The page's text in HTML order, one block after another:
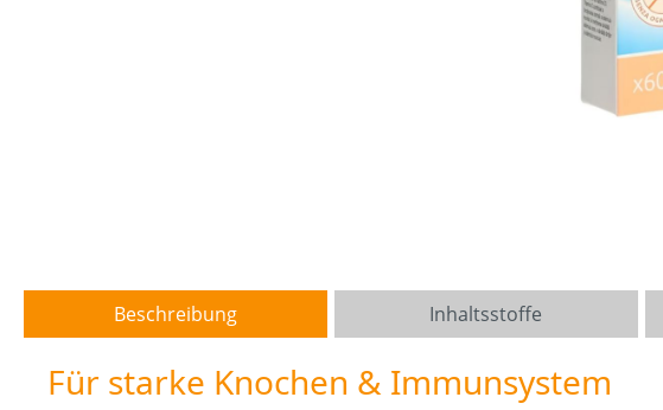
Beschreibung Inhaltsstoffe
Für starke Knochen & Immunsystem